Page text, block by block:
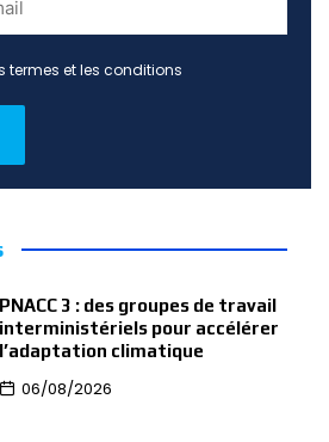
termes et les conditions
PNACC 3 : des groupes de travail
interministériels pour accélérer
l’adaptation climatique
06/08/2026